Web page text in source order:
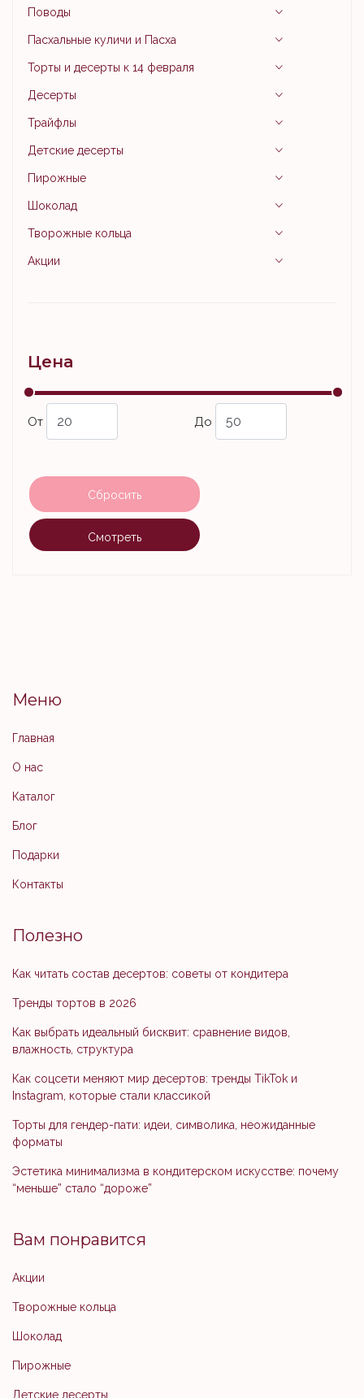
Поводы
Пасхальные куличи и Пасха
Торты и десерты к 14 февраля
Десерты
Трайфлы
Детские десерты
Пирожные
Шоколад
Творожные кольца
Акции
Цена
От До
Сбросить
Смотреть
Меню
Главная
О нас
Каталог
Блог
Подарки
Контакты
Полезно
Как читать состав десертов: советы от кондитера
Тренды тортов в 2026
Как выбрать идеальный бисквит: сравнение видов,
влажность, структура
Как соцсети меняют мир десертов: тренды TikTok и
Instagram, которые стали классикой
Торты для гендер-пати: идеи, символика, неожиданные
форматы
Эстетика минимализма в кондитерском искусстве: почему
“меньше” стало “дороже”
Вам понравится
Акции
Творожные кольца
Шоколад
Пирожные
Детские десерты